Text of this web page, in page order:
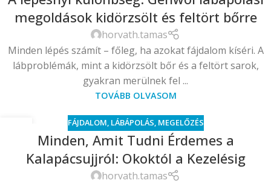
megoldások kidörzsölt és feltört bőrre
horvath.tamas
Minden lépés számít – főleg, ha azokat fájdalom kíséri. A
lábproblémák, mint a kidörzsölt bőr és a feltört sarok,
gyakran merülnek fel ...
TOVÁBB OLVASOM
FÁJDALOM, LÁBÁPOLÁS, MEGELŐZÉS
Minden, Amit Tudni Érdemes a
Kalapácsujjról: Okoktól a Kezelésig
horvath.tamas